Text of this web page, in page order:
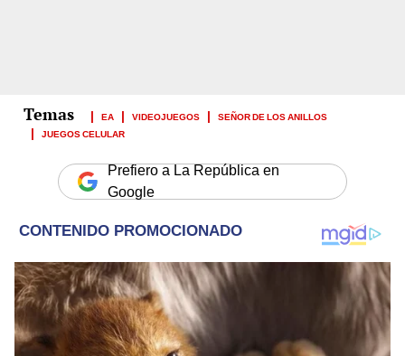
EA VIDEOJUEGOS
SEÑOR DE LOS ANILLOS
JUEGOS CELULAR
Prefiero a La República en
Google